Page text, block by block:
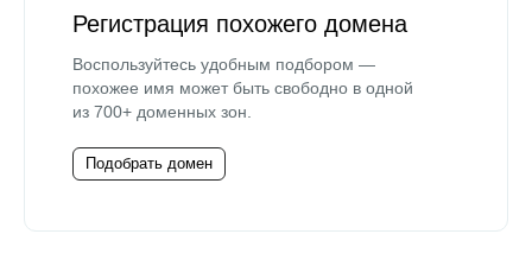
Регистрация похожего домена
Воспользуйтесь удобным подбором —
похожее имя может быть свободно в одной
из 700+ доменных зон.
Подобрать домен